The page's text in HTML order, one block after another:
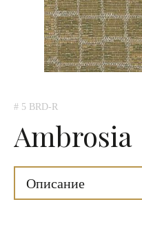
# 5 BRD-R
Ambrosia
Описание